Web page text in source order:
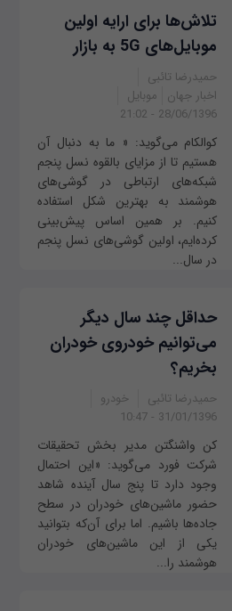
تلاش‌ها برای ارایه اولین
موبایل‌های 5G به بازار
حمیدرضا تائبی
اخبار جهان
موبایل
28/06/1396 - 21:02
کوالکام می‌گوید: « ما به دنبال آن
هستیم تا از مزایای بالقوه نسل پنجم
شبکه‌های ارتباطی در گوشی‌های
هوشمند به بهترین شکل استفاده
کنیم. بر همین اساس پیش‌بینی
کرده‌ایم، اولین گوشی‌های نسل پنجم
در سال...
حداقل چند سال دیگر
می‌توانیم خودروی خودران
بخریم؟
حمیدرضا تائبی
خودرو
31/01/1396 - 10:47
کن واشنگتن مدیر بخش تحقیقات
شرکت فورد می‌گوید: «این احتمال
وجود دارد تا پنج سال آینده شاهد
حضور ماشین‌های خودران در سطح
جاده‌ها باشیم. اما برای آن‌که بتوانید
یکی از این ماشین‌های خودران
هوشمند را...